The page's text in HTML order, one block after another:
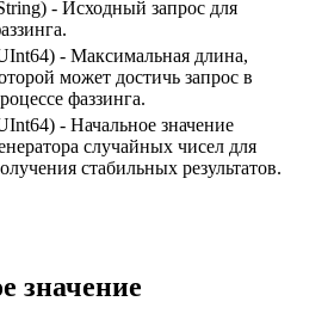
- Исходный запрос для
- Максимальная длина,
может достичь запрос в
фаззинга.
- Начальное значение
случайных чисел для
стабильных результатов.
значение